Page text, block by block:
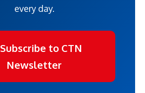
every day.
Subscribe to CTN
Newsletter